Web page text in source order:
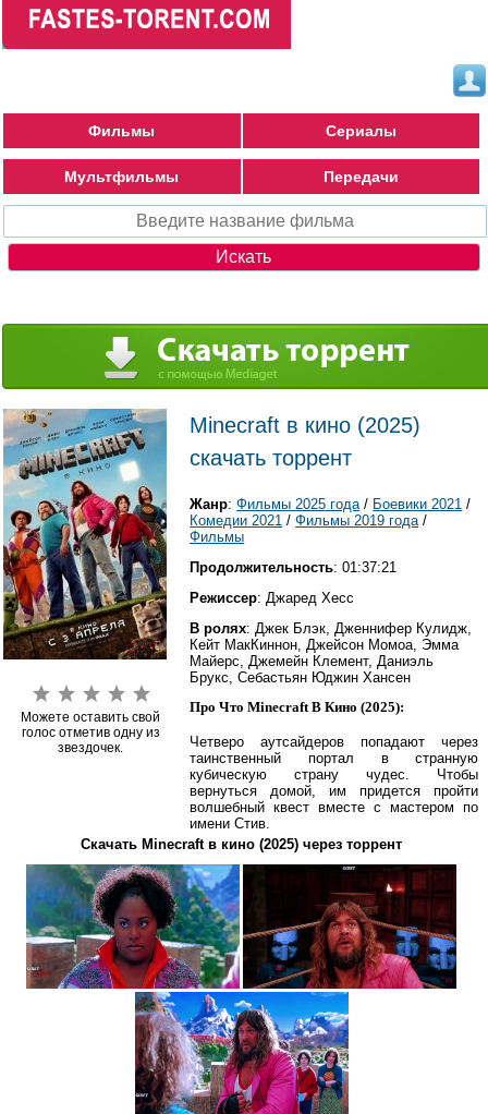
Фильмы Сериалы
Мультфильмы Передачи
Можете оставить свой
голос отметив одну из
звездочек.
Minecraft в кино (2025)
скачать торрент
Жанр:Фильмы 2025 года/ Боевики 2021 /
Комедии 2021 /Фильмы 2019 года/
Фильмы
Продолжительность: 01:37:21
Режиссер: Джаред Хесс
В ролях: Джек Блэк, Дженнифер Кулидж,
Кейт МакКиннон, Джейсон Момоа, Эмма
Майерс, Джемейн Клемент, Даниэль
Брукс, Себастьян Юджин Хансен
Про Что Minecraft В Кино (2025):
Четверо аутсайдеров попадают через
таинственный портал в странную
кубическую страну чудес. Чтобы
вернуться домой, им придется пройти
волшебный квест вместе с мастером по
имени Стив.
Скачать Minecraft в кино (2025) через торрент